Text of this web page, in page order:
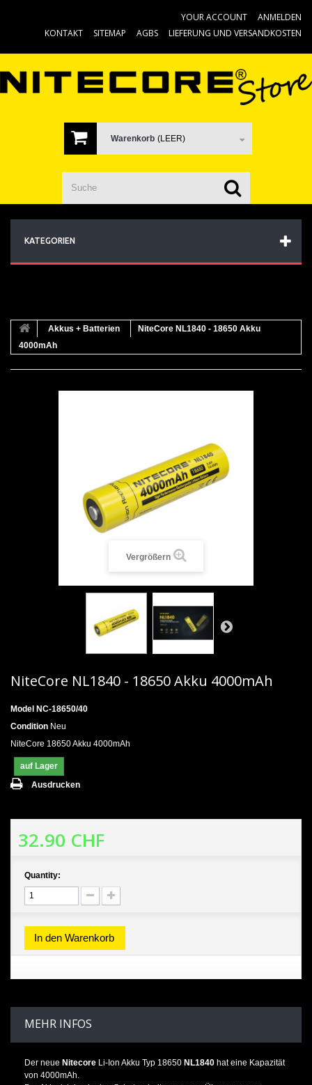
ANMELDEN
YOUR ACCOUNT
KONTAKT
SITEMAP AGBS LIEFERUNG UND VERSANDKOSTEN
Warenkorb (LEER)
KATEGORIEN
Akkus + Batterien
NiteCore NL1840 - 18650 Akku
4000mAh
Vergrößern
NiteCore NL1840 - 18650 Akku 4000mAh
Model NC-18650/40
Condition Neu
NiteCore 18650 Akku 4000mAh
auf Lager
Ausdrucken
32.90 CHF
Quantity:
In den Warenkorb
MEHR INFOS
Der neue Nitecore Li-Ion Akku Typ 18650 NL1840 hat eine Kapazität
von 4000mAh.